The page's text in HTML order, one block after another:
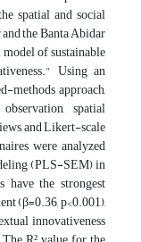
spatial and social
the Banta Abidar
of sustainable
Using an
methods approach,
spatial
and Likert-scale
were analyzed
(PLS-SEM) in
have the strongest
(β=0.36, p<0.001),
innovativeness